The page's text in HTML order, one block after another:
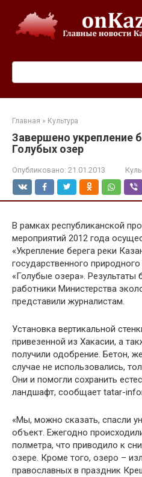
контенту
Главная » Культура
Завершено укрепление
Голубых озер
Опубликовано: 21.01.2013
В рамках республиканской
мероприятий 2012 года
«Укрепление берега реки
государственного
«Голубые озера». Результаты
работники Министерства
представили журналистам.
Установка вертикальной
привезенной из Хакасии, а
получили одобрение. Бетон,
случае не использовались,
Они и помогли сохранить
ландшафт, сообщает tatar-
«Мы, можно сказать, спасли
объект. Ежегодно
полметра, что приводило к
озере. Кроме того, озеро –
православных в праздник